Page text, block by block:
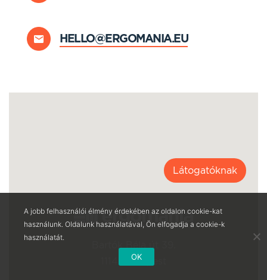
HELLO@ERGOMANIA.EU
Bartók Béla út 39.
1114 Budapest
Látogatóknak
A jobb felhasználói élmény érdekében az oldalon cookie-kat
használunk. Oldalunk használatával, Ön elfogadja a cookie-k
használatát.
OK